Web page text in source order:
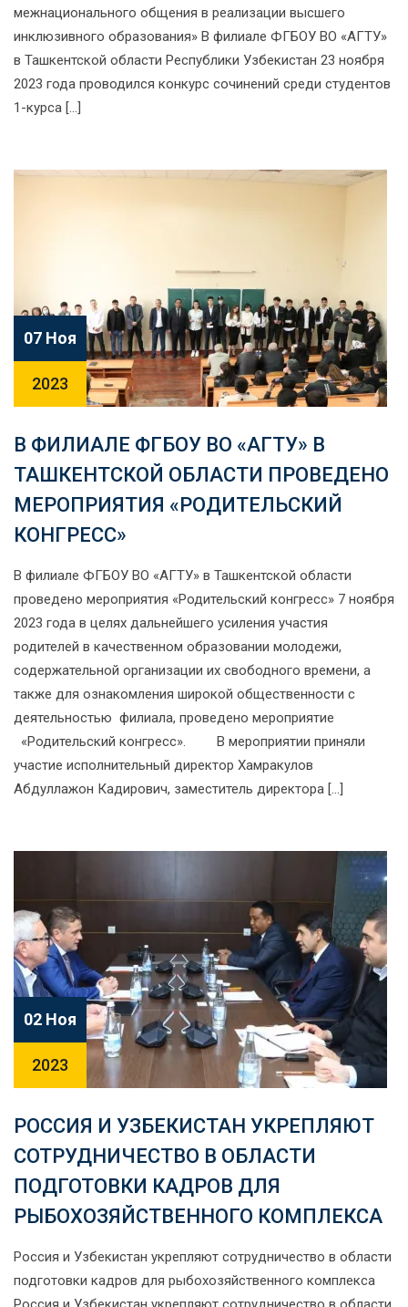
межнационального общения в реализации высшего
инклюзивного образования» В филиале ФГБОУ ВО «АГТУ»
в Ташкентской области Республики Узбекистан 23 ноября
2023 года проводился конкурс сочинений среди студентов
1-курса […]
07 Ноя
2023
В ФИЛИАЛЕ ФГБОУ ВО «АГТУ» В
ТАШКЕНТСКОЙ ОБЛАСТИ ПРОВЕДЕНО
МЕРОПРИЯТИЯ «РОДИТЕЛЬСКИЙ
КОНГРЕСС»
В филиале ФГБОУ ВО «АГТУ» в Ташкентской области
проведено мероприятия «Родительский конгресс» 7 ноября
2023 года в целях дальнейшего усиления участия
родителей в качественном образовании молодежи,
содержательной организации их свободного времени, а
также для ознакомления широкой общественности с
деятельностью филиала, проведено мероприятие
«Родительский конгресс». В мероприятии приняли
участие исполнительный директор Хамракулов
Абдуллажон Кадирович, заместитель директора […]
02 Ноя
2023
РОССИЯ И УЗБЕКИСТАН УКРЕПЛЯЮТ
СОТРУДНИЧЕСТВО В ОБЛАСТИ
ПОДГОТОВКИ КАДРОВ ДЛЯ
РЫБОХОЗЯЙСТВЕННОГО КОМПЛЕКСА
Россия и Узбекистан укрепляют сотрудничество в области
подготовки кадров для рыбохозяйственного комплекса